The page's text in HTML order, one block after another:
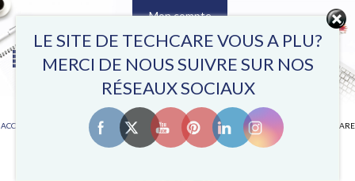
Mon compte
ACCUEIL FORMATIONS MODULES EN TUNISIE / FORMATION PMP EN TUNISIE CHEZ TECHCARE
FORMATION PMP EN TUNISIE CHEZ
LE SITE DE TECHCARE VOUS A PLU?
MERCI DE NOUS SUIVRE SUR NOS
RÉSEAUX SOCIAUX